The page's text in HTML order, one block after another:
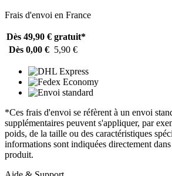
Frais d'envoi en France
Dès 49,90 € gratuit*
Dès 0,00 € 5,90 €
*Ces frais d'envoi se réfèrent à un envoi
supplémentaires peuvent s'appliquer, par
poids, de la taille ou des caractéristiques
informations sont indiquées directement
produit.